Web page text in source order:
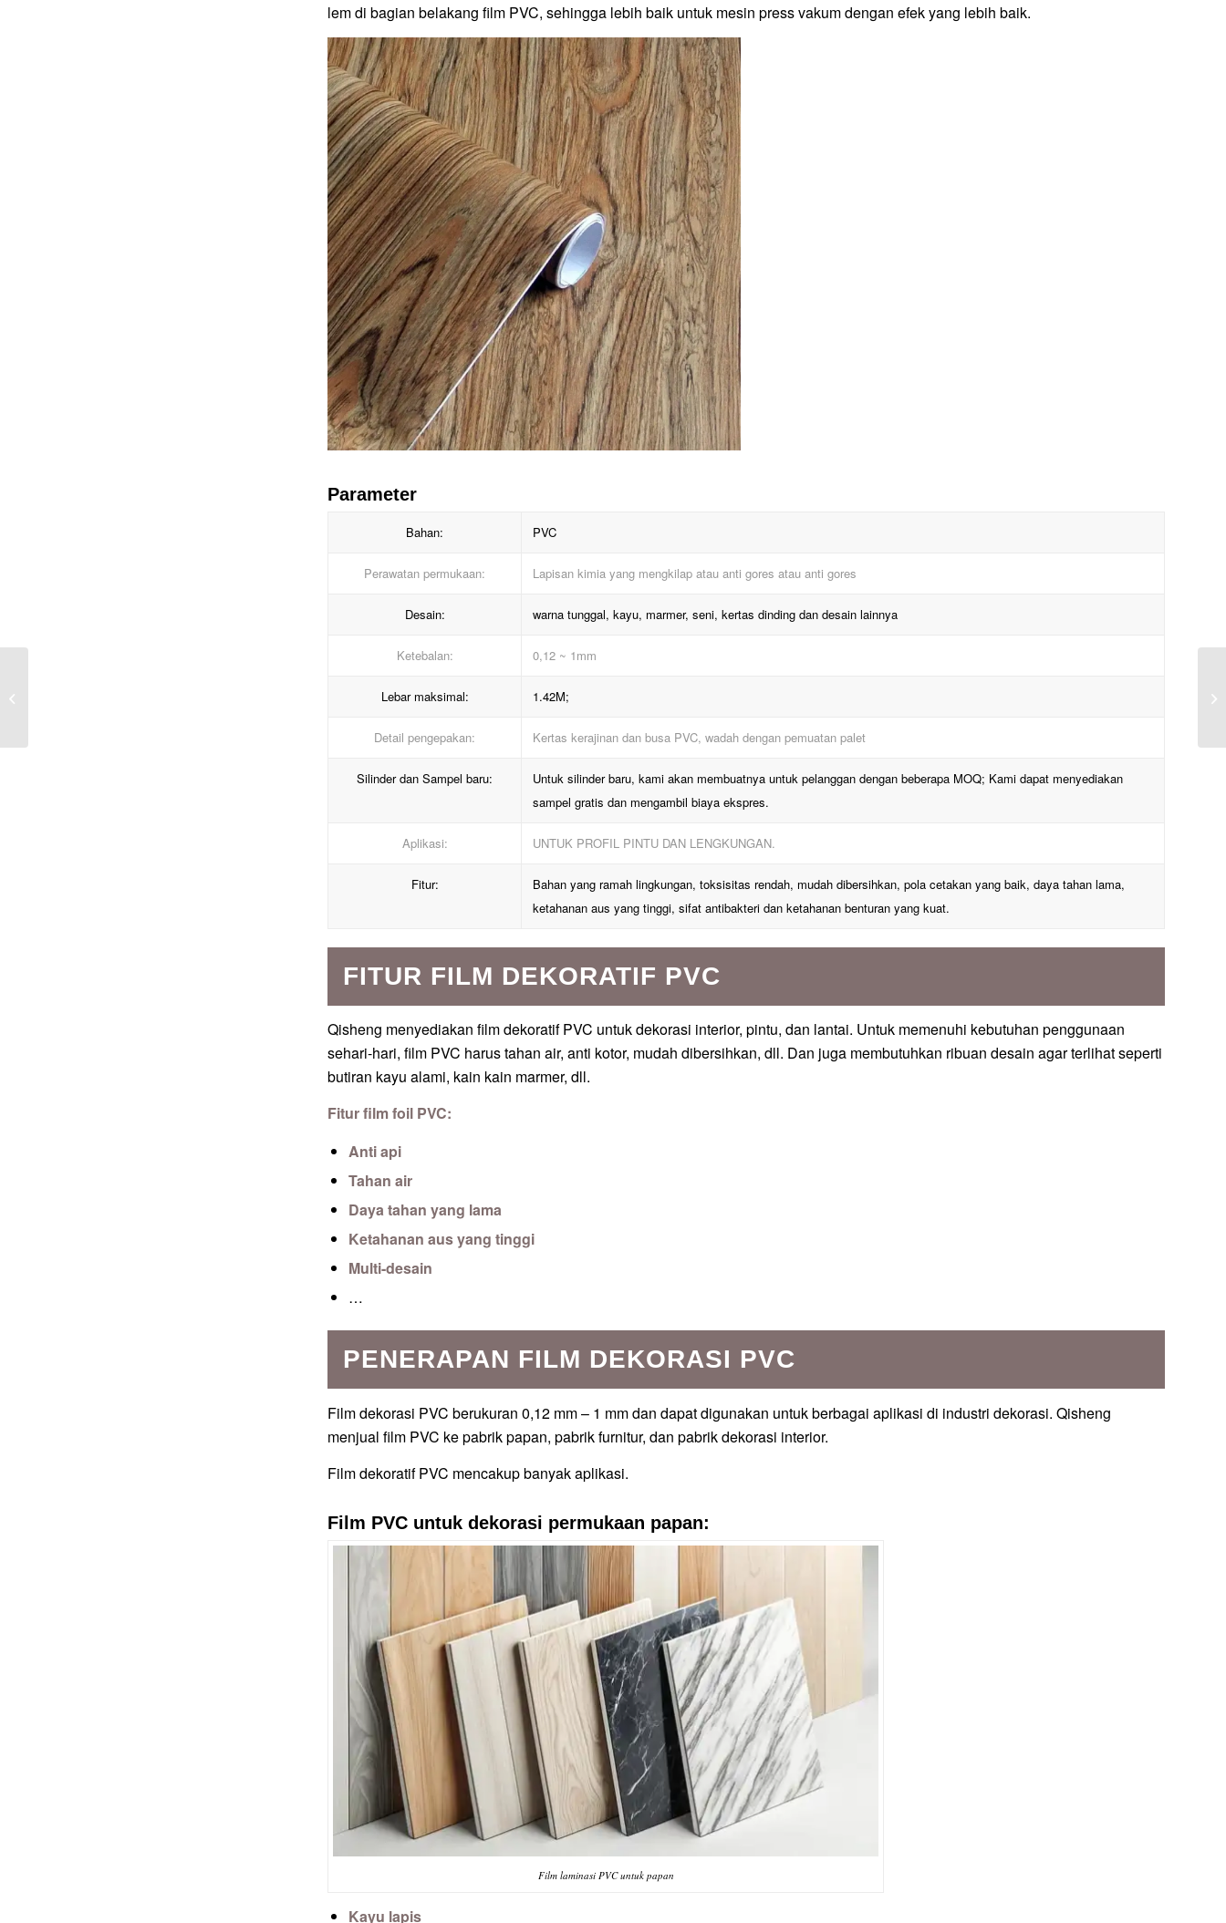
lem di bagian belakang film PVC, sehingga lebih baik untuk mesin press vakum dengan efek yang lebih baik.
Parameter
Bahan: PVC
Perawatan permukaan: Lapisan kimia yang mengkilap atau anti gores atau anti gores
Desain: warna tunggal, kayu, marmer, seni, kertas dinding dan desain lainnya
Ketebalan: 0,12 ~ 1mm
Lebar maksimal: 1.42M;
Detail pengepakan: Kertas kerajinan dan busa PVC, wadah dengan pemuatan palet
Silinder dan Sampel baru:
Untuk silinder baru, kami akan membuatnya untuk pelanggan dengan beberapa MOQ; Kami dapat menyediakan
sampel gratis dan mengambil biaya ekspres.
Aplikasi: UNTUK PROFIL PINTU DAN LENGKUNGAN.
Fitur:
Bahan yang ramah lingkungan, toksisitas rendah, mudah dibersihkan, pola cetakan yang baik, daya tahan lama,
ketahanan aus yang tinggi, sifat antibakteri dan ketahanan benturan yang kuat.
FITUR FILM DEKORATIF PVC
Qisheng menyediakan film dekoratif PVC untuk dekorasi interior, pintu, dan lantai. Untuk memenuhi kebutuhan penggunaan
sehari-hari, film PVC harus tahan air, anti kotor, mudah dibersihkan, dll. Dan juga membutuhkan ribuan desain agar terlihat seperti
butiran kayu alami, kain kain marmer, dll.
Fitur film foil PVC:
Anti api
Tahan air
Daya tahan yang lama
Ketahanan aus yang tinggi
Multi-desain
…
PENERAPAN FILM DEKORASI PVC
Film dekorasi PVC berukuran 0,12 mm – 1 mm dan dapat digunakan untuk berbagai aplikasi di industri dekorasi. Qisheng
menjual film PVC ke pabrik papan, pabrik furnitur, dan pabrik dekorasi interior.
Film dekoratif PVC mencakup banyak aplikasi.
Film PVC untuk dekorasi permukaan papan:
Film laminasi PVC untuk papan
Kayu lapis